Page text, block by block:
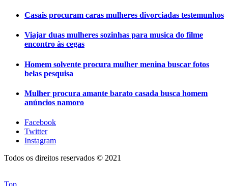
Casais procuram caras mulheres divorciadas testemunhos
Viajar duas mulheres sozinhas para musica do filme
encontro às cegas
Homem solvente procura mulher menina buscar fotos
belas pesquisa
Mulher procura amante barato casada busca homem
anúncios namoro
Facebook
Twitter
Instagram
Todos os direitos reservados © 2021